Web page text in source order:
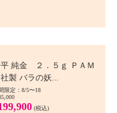
純金 ２．５ｇ ＰＡＭ
社製 バラの妖...
限定：8/5〜18
(税込)